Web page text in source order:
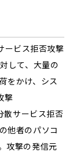
ビス拒否攻撃
して、大量の
をかけ、シス
撃
サービス拒否
他者のパソコ
攻撃の発信元